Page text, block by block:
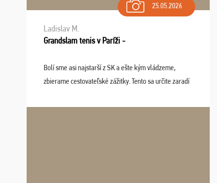
25.05.2026
Ladislav M.
Grandslam tenis v Paríži -
Bolí sme asi najstarší z SK a ešte kým vládzeme,
zbierame cestovateľské zážitky. Tento sa určite zaradí
osudu - pohodový šefík Meďo, dobrá parti ...